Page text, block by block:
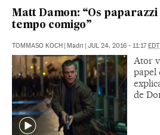
Matt Damon: “Os
tempo comigo”
TOMMASO KOCH Madri JUL 24, 2016 - 11:17 EDT
Ator
papel
de